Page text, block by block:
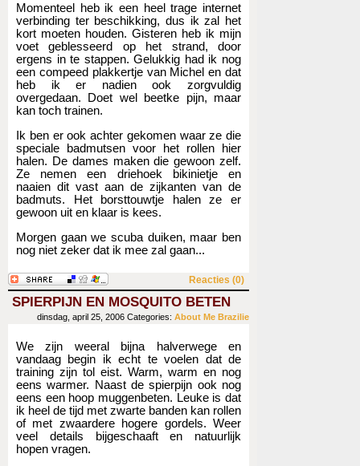
Momenteel heb ik een heel trage internet
verbinding ter beschikking, dus ik zal het
kort moeten houden. Gisteren heb ik mijn
voet geblesseerd op het strand, door
ergens in te stappen. Gelukkig had ik nog
een compeed plakkertje van Michel en dat
heb ik er nadien ook zorgvuldig
overgedaan. Doet wel beetke pijn, maar
kan toch trainen.
Ik ben er ook achter gekomen waar ze die
speciale badmutsen voor het rollen hier
halen. De dames maken die gewoon zelf.
Ze nemen een driehoek bikinietje en
naaien dit vast aan de zijkanten van de
badmuts. Het borsttouwtje halen ze er
gewoon uit en klaar is kees.
Morgen gaan we scuba duiken, maar ben
nog niet zeker dat ik mee zal gaan...
Reacties (0)
SPIERPIJN EN MOSQUITO BETEN
dinsdag, april 25, 2006 Categories: About Me Brazilie
We zijn weeral bijna halverwege en
vandaag begin ik echt te voelen dat de
training zijn tol eist. Warm, warm en nog
eens warmer. Naast de spierpijn ook nog
eens een hoop muggenbeten. Leuke is dat
ik heel de tijd met zwarte banden kan rollen
of met zwaardere hogere gordels. Weer
veel details bijgeschaaft en natuurlijk
hopen vragen.